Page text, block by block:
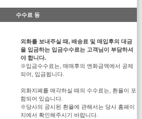
수수료 등
외화를 보내주실 때, 배송료 및 매입후의 대금
을 입금하는 입금수수료는 고객님이 부담하셔
야 합니다.
※입금수수료는, 매매후의 엔화금액에서 공제
되어, 입금됩니다.
외화지폐를 매각하실 때의 수수료는, 환율이 포
함되어 있습니다.
※당사의 공시된 환율에 관해서는 당사 홈페이
지에서 확인해주시기 바랍니다.